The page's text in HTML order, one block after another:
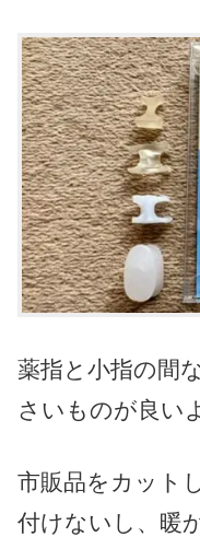
薬指と小指の間
さいものが良い
市販品をカット
付けないし、暖